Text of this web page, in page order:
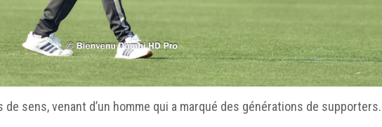
sens, venant d’un homme qui a marqué des générations de supporters.